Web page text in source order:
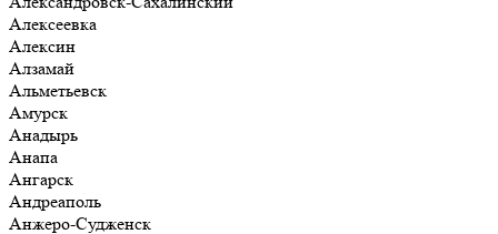
Алексеевка
Алексин
Алзамай
Альметьевск
Амурск
Анадырь
Анапа
Ангарск
Андреаполь
Анжеро-Судженск